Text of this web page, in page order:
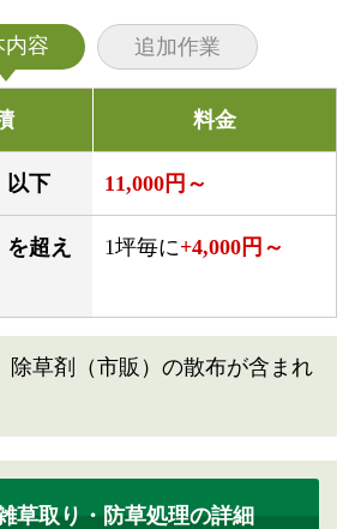
内容 追加作業
料金
以下 11,000円～
超え
1坪毎に+4,000円～
除草剤（市販）の散布が含まれ
草取り・防草処理の詳細